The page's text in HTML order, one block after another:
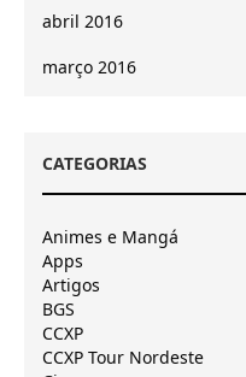
abril 2016
março 2016
CATEGORIAS
Animes e Mangá
Apps
Artigos
BGS
CCXP
CCXP Tour Nordeste